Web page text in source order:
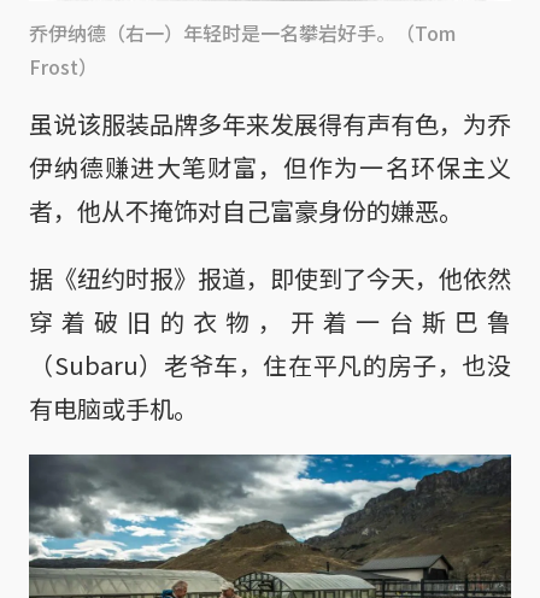
乔伊纳德（右一）年轻时是一名攀岩好手。（Tom
Frost）
虽说该服装品牌多年来发展得有声有色，为乔
伊纳德赚进大笔财富，但作为一名环保主义
者，他从不掩饰对自己富豪身份的嫌恶。
据《纽约时报》报道，即使到了今天，他依然
穿着破旧的衣物，开着一台斯巴鲁
（Subaru）老爷车，住在平凡的房子，也没
有电脑或手机。